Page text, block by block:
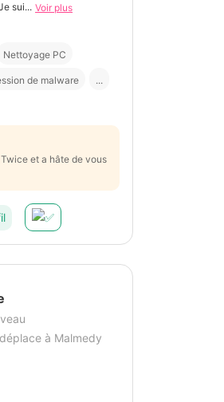
sui... Voir plus
Nettoyage PC
de malware ...
et a hâte de vous
à Malmedy